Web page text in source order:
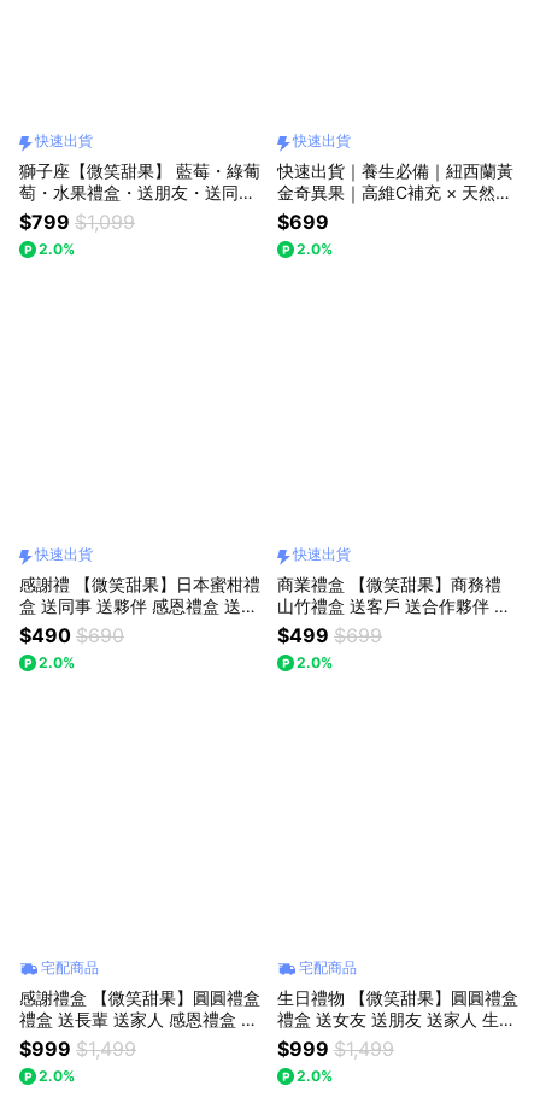
快速出貨
獅子座【微笑甜果】 藍莓・綠葡
萄・水果禮盒・送朋友・送同
事・送健康・養顏美容・快速出
貨
$799 $1,099
2.0%
快速出貨
快速出貨｜養生必備｜紐西蘭黃
金奇異果｜高維C補充 × 天然熟
成 1箱【微笑甜果】
$699
2.0%
快速出貨
感謝禮 【微笑甜果】日本蜜柑禮
盒 送同事 送夥伴 感恩禮盒 送同
事 皮薄無籽 日本空運 謝謝你 一
路柑苦與共 快速出貨
$490 $690
2.0%
快速出貨
商業禮盒 【微笑甜果】商務禮
山竹禮盒 送客戶 送合作夥伴 水
果禮盒 雪白果肉 清甜稀有 節節
高升 竹報平安 隔日快速出貨
$499 $699
2.0%
宅配商品
感謝禮盒 【微笑甜果】圓圓禮盒
禮盒 送長輩 送家人 感恩禮盒 送
長輩 鮮甜多汁 香氣飽滿 這份甜 ·
給你 三日冷藏出貨
$999 $1,499
2.0%
宅配商品
生日禮物 【微笑甜果】圓圓禮盒
禮盒 送女友 送朋友 送家人 生日
水果禮盒 送禮 心意禮 高CP 鮮
甜多汁 香氣飽滿 這份甜 · 給你
三日冷藏出貨
$999 $1,499
2.0%